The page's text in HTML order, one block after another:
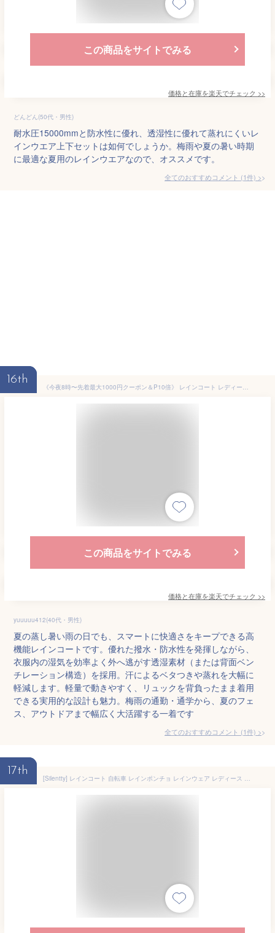
この商品をサイトでみる
価格と在庫を楽天でチェック >>
どんどん(50代・男性)
耐水圧15000mmと防水性に優れ、透湿性に優れて蒸れにくいレ
インウエア上下セットは如何でしょうか。梅雨や夏の暑い時期
に最適な夏用のレインウエアなので、オススメです。
全てのおすすめコメント (1件) >
16th
《今夜8時〜先着最大1000円クーポン＆P10倍》 レインコート レディース 自転車 回転フード ロング 蒸れない カッパ リュック対応 高校生 レインウェア 防水 透湿 軽量 撥水 反射板 蒸れにくい 耐水圧 雨具 雨 通勤 自転車 通学 災害 アウトドア 大きいサイズ レインコート
この商品をサイトでみる
価格と在庫を楽天でチェック >>
yuuuuu412(40代・男性)
夏の蒸し暑い雨の日でも、スマートに快適さをキープできる高
機能レインコートです。優れた撥水・防水性を発揮しながら、
衣服内の湿気を効率よく外へ逃がす透湿素材（または背面ベン
チレーション構造）を採用。汗によるベタつきや蒸れを大幅に
軽減します。軽量で動きやすく、リュックを背負ったまま着用
できる実用的な設計も魅力。梅雨の通勤・通学から、夏のフェ
ス、アウトドアまで幅広く大活躍する一着です
全てのおすすめコメント (1件) >
17th
[Silentty] レインコート 自転車 レインポンチョ レインウェア レディース メンズ 防水 三重防水 二重透明レインバイザー ロング丈 リュック対応 2WAY EVA厚手 梅雨対策 通勤 通学 男女兼用 カーキ色 M